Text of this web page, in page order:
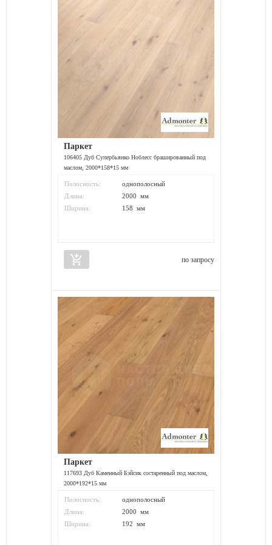
Паркет
106405 Дуб Супербьянко Ноблесс брашированный под
маслом, 2000*158*15 мм
Полосность:
однополосный
Длина:
2000 мм
Ширина:
158 мм
add_shopping_cart по запросу
Паркет
117693 Дуб Каменный Бэйсик состаренный под маслом,
2000*192*15 мм
Полосность:
однополосный
Длина:
2000 мм
Ширина:
192 мм